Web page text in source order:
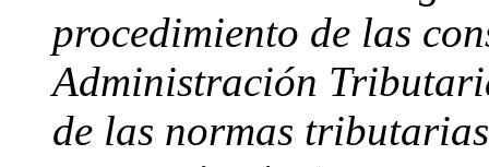
procedimiento de las
Administración
de las normas